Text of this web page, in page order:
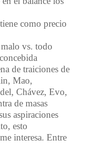
como precio
vs. todo
de traiciones de
Mao,
Chávez, Evo,
de masas
aspiraciones
esto
interesa. Entre